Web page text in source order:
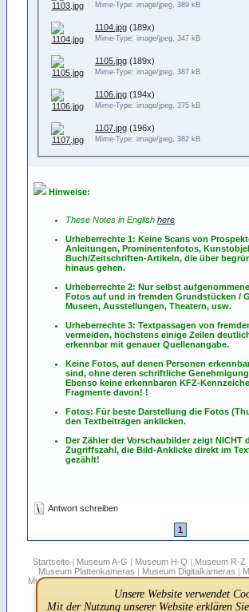
Mime-Type: image/jpeg, 389 kB
1104.jpg (189x)
Mime-Type: image/jpeg, 347 kB
1105.jpg (189x)
Mime-Type: image/jpeg, 387 kB
1106.jpg (194x)
Mime-Type: image/jpeg, 375 kB
1107.jpg (196x)
Mime-Type: image/jpeg, 382 kB
Hinweise:
These Notes in English here
Urheberrechte 1: Keine Scans von
Anleitungen, Prominentenfotos,
Buch/Zeitschriften-Artikeln, die über
hinaus gehen.
Urheberrechte 2: Nur selbst
Fotos auf und in fremden Grundstücken /
Museen, Ausstellungen, Theatern, usw.
Urheberrechte 3: Textpassagen von
vermeiden, höchstens einige Zeilen
erkennbar mit genauer Quellenangabe.
Keine Fotos, auf denen Personen
sind, ohne deren schriftliche Genehmigung
Ebenso keine erkennbaren KFZ-
Fragmente davon! !
Fotos: Für beste Darstellung die Fotos
den Textbeiträgen anklicken.
Der Zähler der Vorschaubilder zeigt NICHT
Zugriffszahl, die Bild-Anklicke direkt im
gezählt!
Antwort schreiben
1
Startseite | Museum A-G | Museum H-Q | Museum R-Z
Museum Plattenkameras | Museum Digitalkameras |
Museum Stereo|Museum Filmkameras|Rollfilmboxen|
Hersteller-für-Fremdfirmen|Vitessa|Suche| Infos
|Regeln |Datenschutz|Off Topic
Unsere Website verwendet
Mit der Nutzung unserer Website erklären